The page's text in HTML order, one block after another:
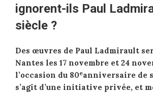
ignorent-ils Paul
siècle ?
Des œuvres de Paul Ladmirault
Nantes les 17 novembre et 24
l’occasion du 80eanniversaire de
s’agit d’une initiative privée, et